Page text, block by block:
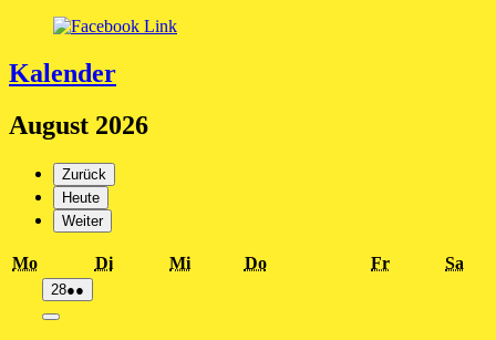
Kalender
August 2026
Zurück
Heute
Weiter
MoMontag DiDienstagMiMittwoch
DoDonnerstag FrFreitag Sa
2828.
Juli
●●
Veranstaltungen)
Close